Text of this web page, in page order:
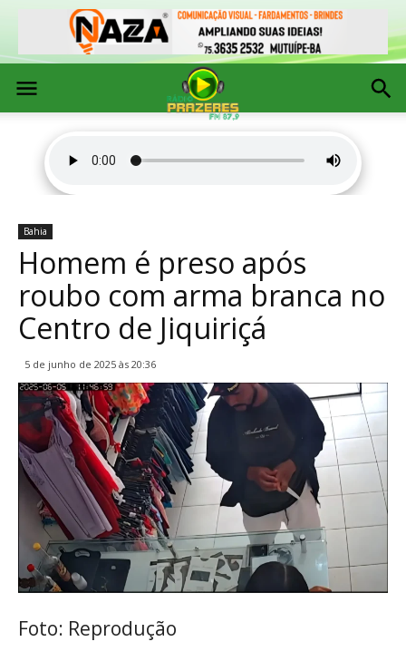
Bahia
Homem é preso após
roubo com arma branca no
Centro de Jiquiriçá
5 de junho de 2025 às 20:36
Foto: Reprodução